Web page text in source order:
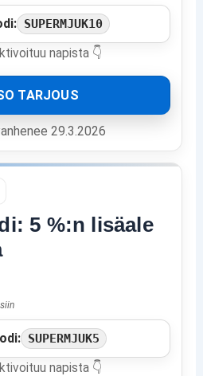
SUPERMJUK10
napista 👇
TARJOUS
29.3.2026
5 %:n lisäale
SUPERMJUK5
napista 👇